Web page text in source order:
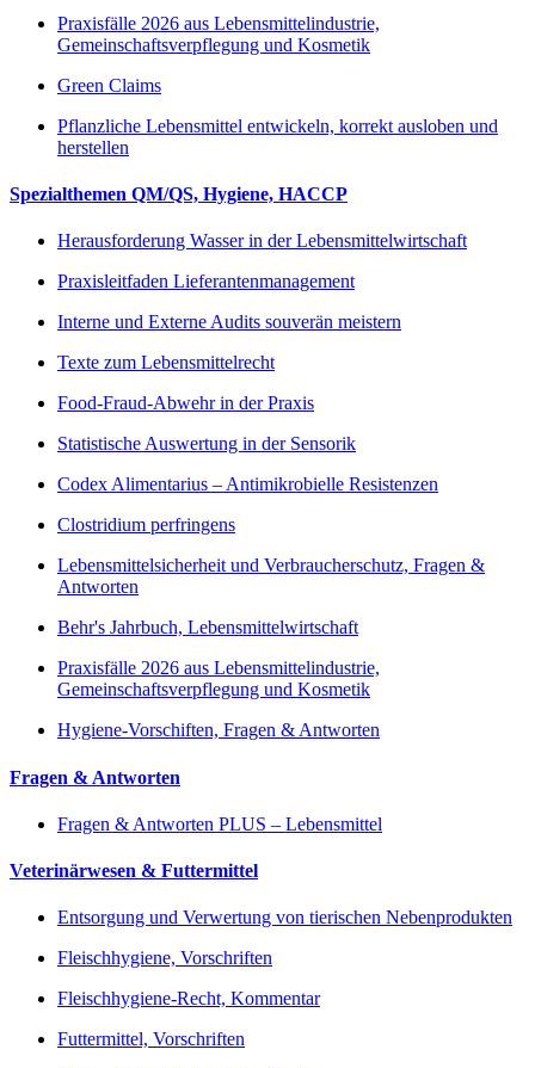
Praxisfälle 2026 aus Lebensmittelindustrie,
Gemeinschaftsverpflegung und Kosmetik
Green Claims
Pflanzliche Lebensmittel entwickeln, korrekt ausloben und
herstellen
Spezialthemen QM/QS, Hygiene, HACCP
Herausforderung Wasser in der Lebensmittelwirtschaft
Praxisleitfaden Lieferantenmanagement
Interne und Externe Audits souverän meistern
Texte zum Lebensmittelrecht
Food-Fraud-Abwehr in der Praxis
Statistische Auswertung in der Sensorik
Codex Alimentarius – Antimikrobielle Resistenzen
Clostridium perfringens
Lebensmittelsicherheit und Verbraucherschutz, Fragen &
Antworten
Behr's Jahrbuch, Lebensmittelwirtschaft
Praxisfälle 2026 aus Lebensmittelindustrie,
Gemeinschaftsverpflegung und Kosmetik
Hygiene-Vorschiften, Fragen & Antworten
Fragen & Antworten
Fragen & Antworten PLUS – Lebensmittel
Veterinärwesen & Futtermittel
Entsorgung und Verwertung von tierischen Nebenprodukten
Fleischhygiene, Vorschriften
Fleischhygiene-Recht, Kommentar
Futtermittel, Vorschriften